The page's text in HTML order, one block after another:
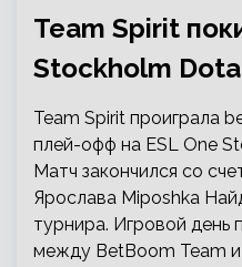
Team Spirit
Stockholm
Team Spirit проиграла
плей-офф на ESL One
Матч закончился со
Ярослава Miposhka
турнира. Игровой день
между BetBoom Team и